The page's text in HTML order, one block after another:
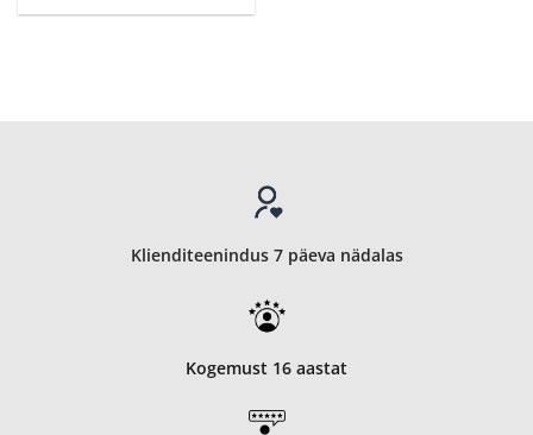
€99.00
Klienditeenindus 7 päeva nädalas
Kogemust 16 aastat